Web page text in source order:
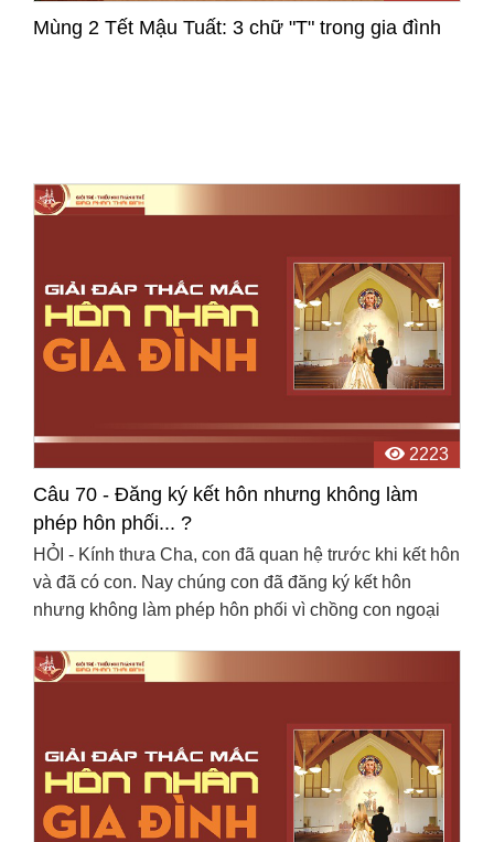
Mùng 2 Tết Mậu Tuất: 3 chữ "T" trong gia đình
2223
Câu 70 - Đăng ký kết hôn nhưng không làm
phép hôn phối... ?
HỎI - Kính thưa Cha, con đã quan hệ trước khi kết hôn
và đã có con. Nay chúng con đã đăng ký kết hôn
nhưng không làm phép hôn phối vì chồng con ngoại
không? ...